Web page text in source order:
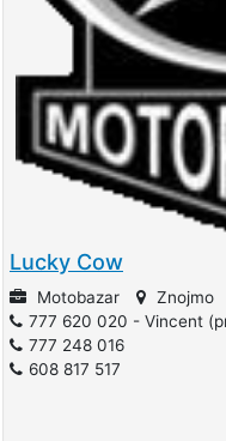
Lucky Cow
Motobazar Znojmo
777 620 020 - Vincent
777 248 016
608 817 517